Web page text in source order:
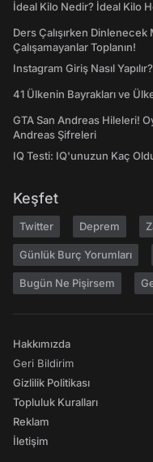
İdeal Kilo Nedir? İdeal Kilo
Ders Çalışırken
Çalışamayanlar Toplanın!
Instagram Giriş Nasıl
41 Ülkenin Bayrakları ve
GTA San Andreas Hileleri!
Andreas Şifreleri
IQ Testi: IQ'unuzun Kaç
Keşfet
Twitter Deprem
Günlük Burç Yorumları
Bugün Ne Pişirsem
Hakkımızda
Geri Bildirim
Gizlilik Politikası
Topluluk Kuralları
Reklam
İletişim